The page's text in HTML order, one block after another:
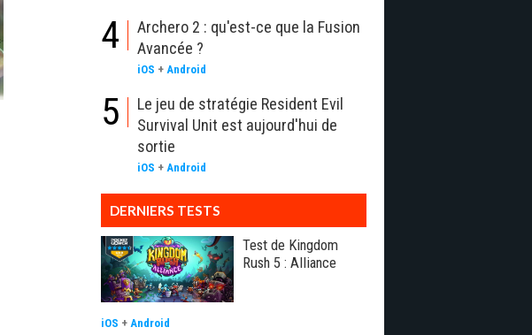
4
Archero 2 : qu'est-ce que la Fusion
Avancée ?
iOS + Android
5
Le jeu de stratégie Resident Evil
Survival Unit est aujourd'hui de
sortie
iOS + Android
DERNIERS TESTS
Test de Kingdom
Rush 5 : Alliance
iOS + Android